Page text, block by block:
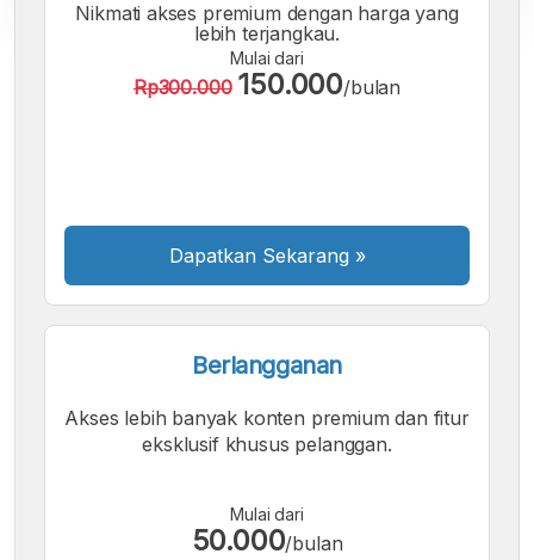
Font
A
Font
A
Font
Nikmati akses premium dengan harga yang
lebih terjangkau.
Mulai dari
Rp300.000 150.000/bulan
Dapatkan Sekarang »
Berlangganan
Akses lebih banyak konten premium dan fitur
eksklusif khusus pelanggan.
Mulai dari
50.000/bulan